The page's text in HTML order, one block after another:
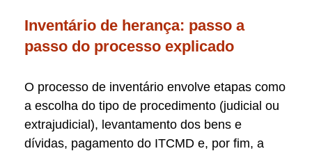
Inventário de herança: passo a
passo do processo explicado
O processo de inventário envolve etapas como
a escolha do tipo de procedimento (judicial ou
extrajudicial), levantamento dos bens e
dívidas, pagamento do ITCMD e, por fim, a